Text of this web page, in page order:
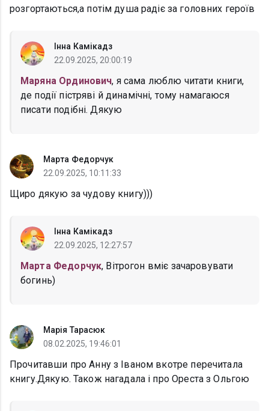
розгортаються,а потім душа радіє за головних героїв
Інна Камікадз
22.09.2025, 20:00:19
Маряна Ординович, я сама люблю читати книги,
де події пістряві й динамічні, тому намагаюся
писати подібні. Дякую
Марта Федорчук
22.09.2025, 10:11:33
Щиро дякую за чудову книгу)))
Інна Камікадз
22.09.2025, 12:27:57
Марта Федорчук, Вітрогон вміє зачаровувати
богинь)
Марія Тарасюк
08.02.2025, 19:46:01
Прочитавши про Анну з Іваном вкотре перечитала
книгу.Дякую. Також нагадала і про Ореста з Ольгою